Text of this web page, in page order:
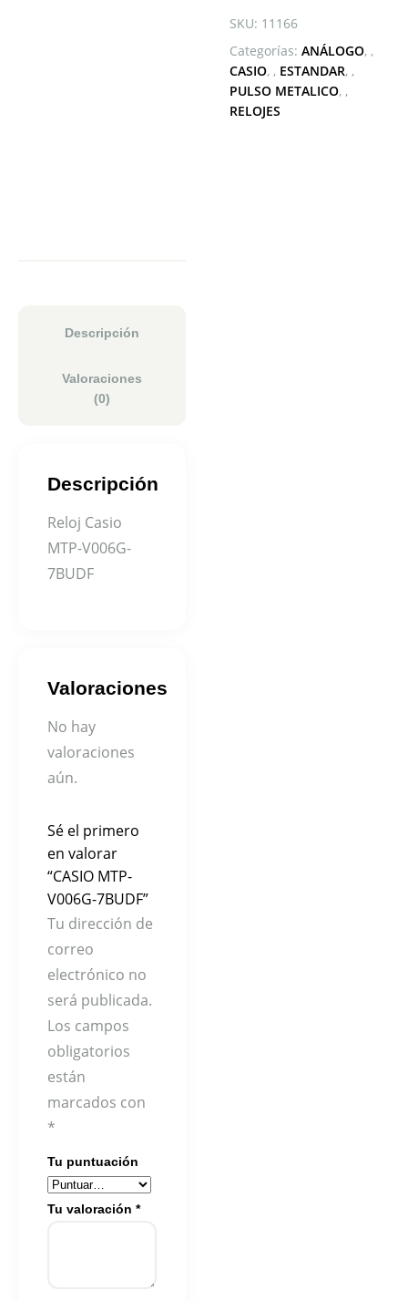
SKU: 11166
Categorías: ANÁLOGO ,
CASIO , ESTANDAR ,
PULSO METALICO ,
RELOJES
Descripción
Valoraciones
(0)
Descripción
Reloj Casio
MTP-V006G-
7BUDF
Valoraciones
No hay
valoraciones
aún.
Sé el primero
en valorar
“CASIO MTP-
V006G-7BUDF”
Tu dirección de
correo
electrónico no
será publicada.
Los campos
obligatorios
están
marcados con
*
Tu puntuación
Tu valoración *